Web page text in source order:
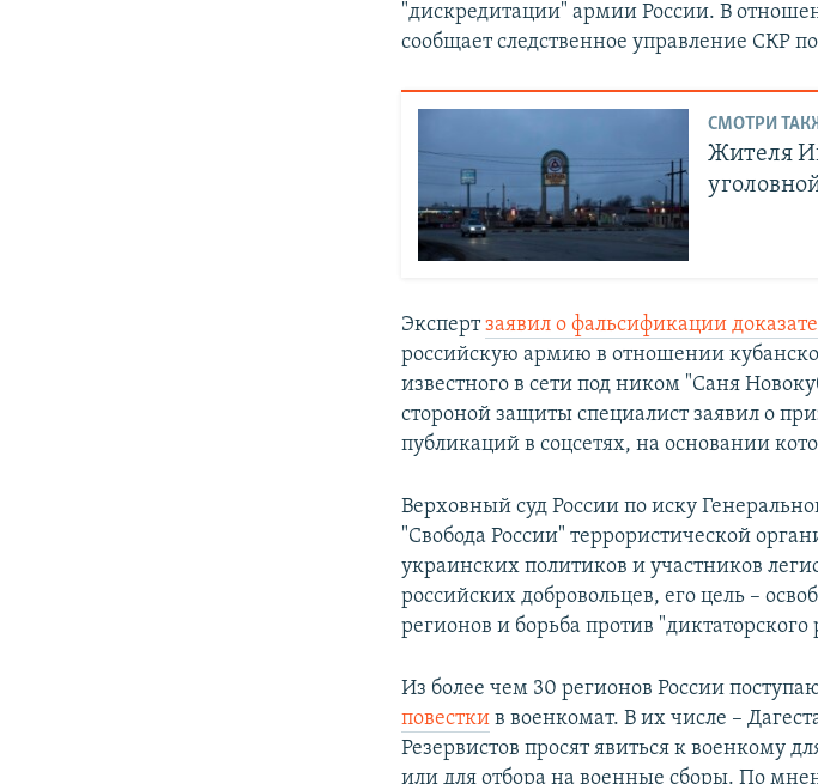
"дискредитации" армии России. В
сообщает следственное управление СКР
СМОТРИ
Жителя
Экспертзаявил о фальсификации
российскую армию в отношении
известного в сети под ником "Саня
стороной защиты специалист заявил о
публикаций в соцсетях, на основании
Верховный суд России по иску
"Свобода России" террористической
украинских политиков и участников
российских добровольцев, его цель –
регионов и борьба против
Из более чем 30 регионов России
повестки в военкомат. В их числе –
Резервистов просят явиться к военкому
или для отбора на военные сборы. По